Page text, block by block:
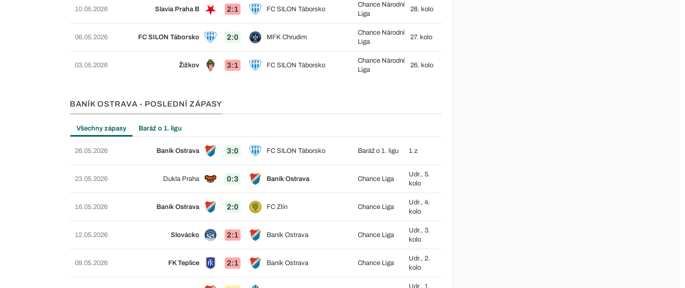
10.05.2026 Slavia Praha B 2:1 FC SILON Táborsko
Chance Národní
Liga
28. kolo
06.05.2026 FC SILON Táborsko 2:0 MFK Chrudim
Chance Národní
Liga
27. kolo
03.05.2026 Žižkov 3:1 FC SILON Táborsko
Chance Národní
Liga
26. kolo
BANÍK OSTRAVA - POSLEDNÍ ZÁPASY
Všechny zápasy Baráž o 1. ligu
26.05.2026 Baník Ostrava 3:0 FC SILON Táborsko Baráž o 1. ligu 1.z
23.05.2026 Dukla Praha 0:3 Baník Ostrava Chance Liga
Udr., 5.
kolo
16.05.2026 Baník Ostrava 2:0 FC Zlín Chance Liga
Udr., 4.
kolo
12.05.2026 Slovácko 2:1 Baník Ostrava Chance Liga
Udr., 3.
kolo
09.05.2026 FK Teplice 2:1 Baník Ostrava Chance Liga
Udr., 2.
kolo
Udr., 1.